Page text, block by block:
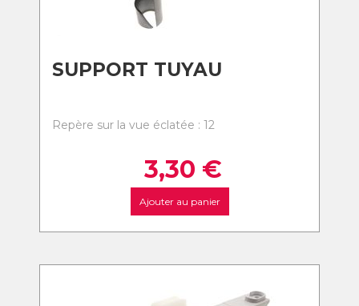
SUPPORT TUYAU
Repère sur la vue éclatée : 12
3,30 €
Ajouter au panier